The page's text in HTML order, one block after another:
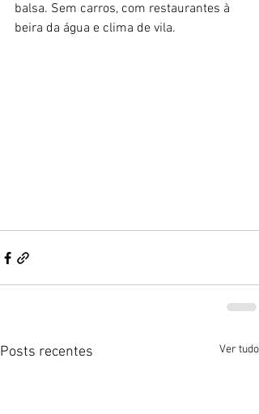
balsa. Sem carros, com restaurantes à
beira da água e clima de vila.
Posts recentes Ver tudo